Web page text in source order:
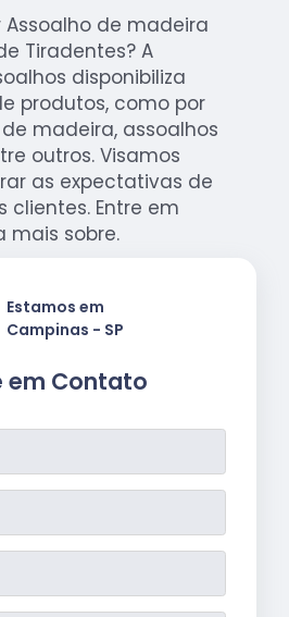
Assoalho de madeira
Tiradentes? A
disponibiliza
produtos, como por
madeira, assoalhos
outros. Visamos
as expectativas de
clientes. Entre em
mais sobre.
em Contato
Estamos em
Campinas - SP